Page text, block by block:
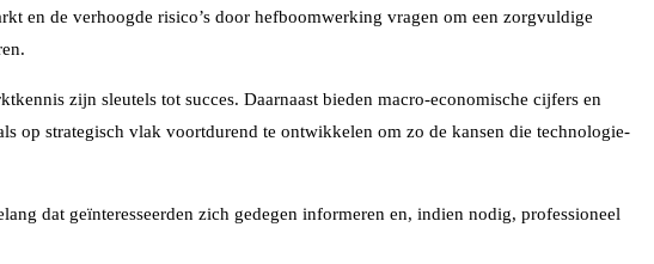
en de verhoogde risico’s door hefboomwerking vragen om een zorgvuldige
zijn sleutels tot succes. Daarnaast bieden macro-economische cijfers en
op strategisch vlak voortdurend te ontwikkelen om zo de kansen die technologie-
dat geïnteresseerden zich gedegen informeren en, indien nodig, professioneel